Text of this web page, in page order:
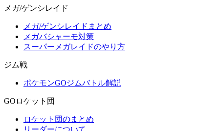
メガ/ゲンシレイド
メガ/ゲンシレイドまとめ
メガバシャーモ対策
スーパーメガレイドのやり方
ジム戦
ポケモンGOジムバトル解説
GOロケット団
ロケット団のまとめ
リーダーについて